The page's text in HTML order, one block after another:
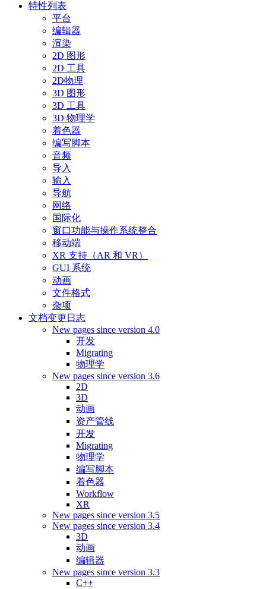
特性列表
平台
编辑器
渲染
2D 图形
2D 工具
2D物理
3D 图形
3D 工具
3D 物理学
着色器
编写脚本
音频
导入
输入
导航
网络
国际化
窗口功能与操作系统整合
移动端
XR 支持（AR 和 VR）
GUI 系统
动画
文件格式
杂项
文档变更日志
New pages since version 4.0
开发
Migrating
物理学
New pages since version 3.6
2D
3D
动画
资产管线
开发
Migrating
物理学
编写脚本
着色器
Workflow
XR
New pages since version 3.5
New pages since version 3.4
3D
动画
编辑器
New pages since version 3.3
C++